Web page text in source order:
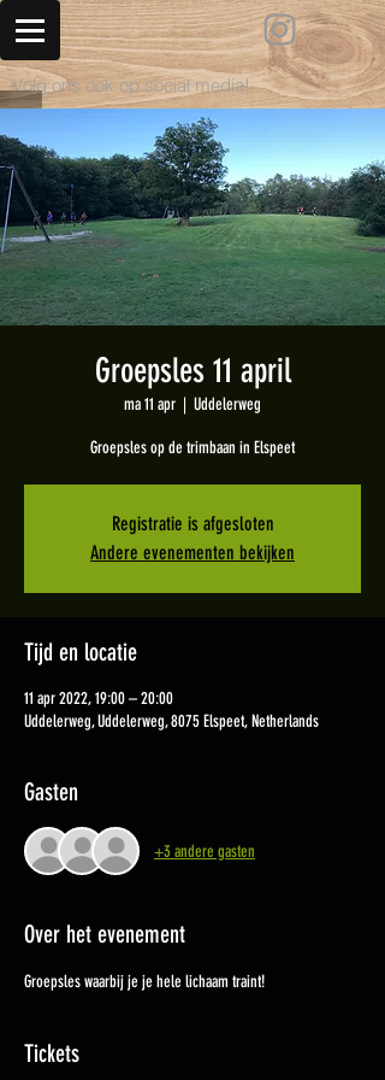
Volg ons ook op social media!
Groepsles 11 april
ma 11 apr
  |
Uddelerweg
Groepsles op de trimbaan in Elspeet
Registratie is afgesloten
Andere evenementen bekijken
Tijd en locatie
11 apr 2022, 19:00 – 20:00
Uddelerweg, Uddelerweg, 8075 Elspeet, Netherlands
Gasten
+3 andere gasten
Over het evenement
Groepsles waarbij je je hele lichaam traint!
Tickets